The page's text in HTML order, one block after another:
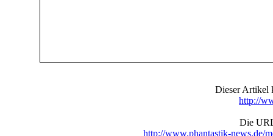
Dieser Artikel
http://
Die
http://www.phantastik-news.de/